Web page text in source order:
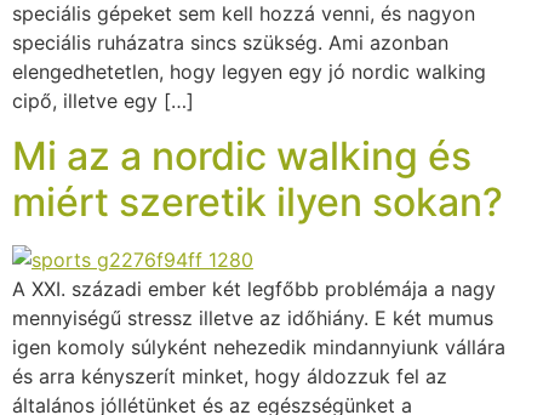
speciális gépeket sem kell hozzá venni, és nagyon
speciális ruházatra sincs szükség. Ami azonban
elengedhetetlen, hogy legyen egy jó nordic walking
cipő, illetve egy […]
Mi az a nordic walking és
miért szeretik ilyen sokan?
A XXI. századi ember két legfőbb problémája a nagy
mennyiségű stressz illetve az időhiány. E két mumus
igen komoly súlyként nehezedik mindannyiunk vállára
és arra kényszerít minket, hogy áldozzuk fel az
általános jóllétünket és az egészségünket a